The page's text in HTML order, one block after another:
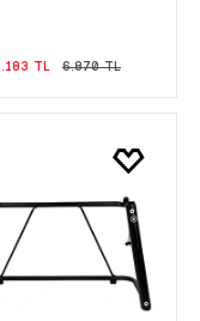
TL 6.870 TL